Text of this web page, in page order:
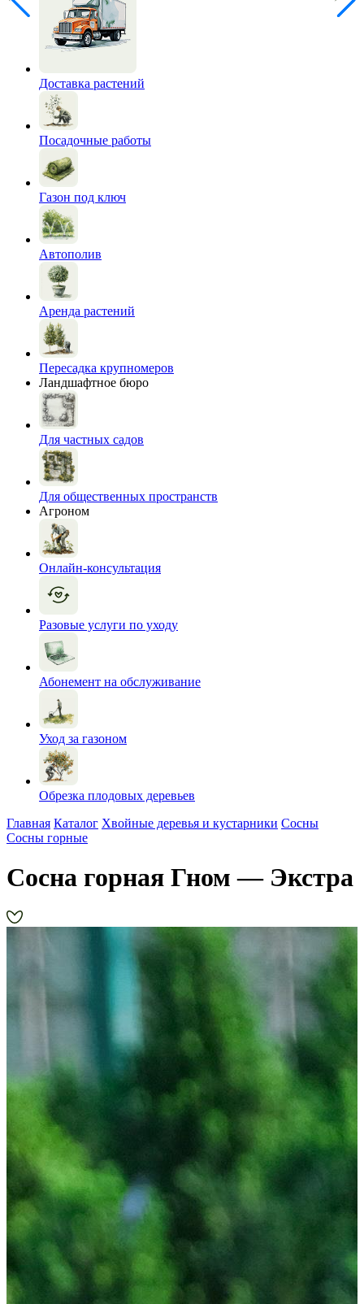
Доставка растений
Посадочные работы
Газон под ключ
Автополив
Аренда растений
Пересадка крупномеров
Ландшафтное бюро
Для частных садов
Для общественных пространств
Агроном
Онлайн-консультация
Разовые услуги по уходу
Абонемент на обслуживание
Уход за газоном
Обрезка плодовых деревьев
Главная Каталог Хвойные деревья и кустарники Сосны
Сосны горные
Сосна горная Гном — Экстра